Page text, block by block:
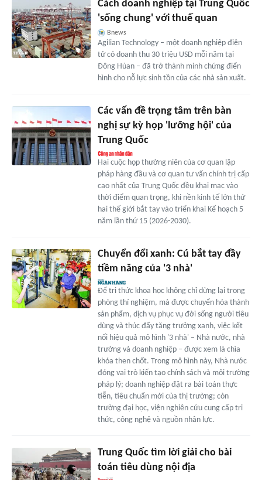
Cách doanh nghiệp tại Trung Quốc
'sống chung' với thuế quan
Bnews
Agilian Technology – một doanh nghiệp điện
tử có doanh thu 30 triệu USD mỗi năm tại
Đông Hủan – đã trở thành minh chứng điển
hình cho nỗ lực sinh tồn của các nhà sản xuất.
Các vấn đề trọng tâm trên bàn
nghị sự kỳ họp 'lưỡng hội' của
Trung Quốc
Hai cuộc họp thường niên của cơ quan lập
pháp hàng đầu và cơ quan tư vấn chính trị cấp
cao nhất của Trung Quốc đều khai mạc vào
thời điểm quan trọng, khi nền kinh tế lớn thứ
hai thế giới bắt tay vào triển khai Kế hoạch 5
năm lần thứ 15 (2026-2030).
Chuyển đổi xanh: Cú bắt tay đầy
tiềm năng của '3 nhà'
Để tri thức khoa học không chỉ dừng lại trong
phòng thí nghiệm, mà được chuyển hóa thành
sản phẩm, dịch vụ phục vụ đời sống người tiêu
dùng và thúc đẩy tăng trưởng xanh, việc kết
nối hiệu quả mô hình '3 nhà' – Nhà nước, nhà
trường và doanh nghiệp – được xem là chìa
khóa then chốt. Trong mô hình này, Nhà nước
đóng vai trò kiến tạo chính sách và môi trường
pháp lý; doanh nghiệp đặt ra bài toán thực
tiễn, tiêu chuẩn mới của thị trường; còn
trường đại học, viện nghiên cứu cung cấp tri
thức, công nghệ và nguồn nhân lực.
Trung Quốc tìm lời giải cho bài
toán tiêu dùng nội địa